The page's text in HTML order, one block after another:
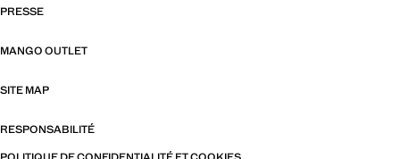
PRESSE
MANGO OUTLET
SITE MAP
RESPONSABILITÉ